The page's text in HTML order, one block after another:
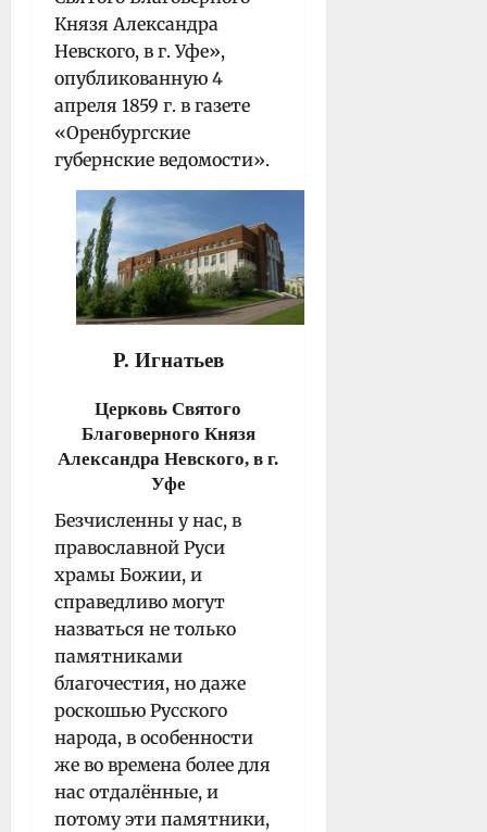
Князя Александра
Невского, в г. Уфе»,
опубликованную 4
апреля 1859 г. в газете
«Оренбургские
губернские ведомости».
Р. Игнатьев
Церковь Святого
Благоверного Князя
Александра Невского, в г.
Уфе
Безчисленны у нас, в
православной Руси
храмы Божии, и
справедливо могут
назваться не только
памятниками
благочестия, но даже
роскошью Русского
народа, в особенности
же во времена более для
нас отдалённые, и
потому эти памятники,